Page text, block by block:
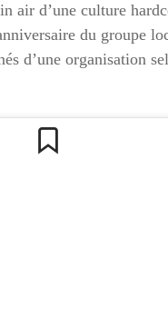
air d’une culture
du groupe
d’une organisation